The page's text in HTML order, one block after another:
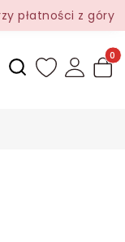
płatności z góry
Otwórz